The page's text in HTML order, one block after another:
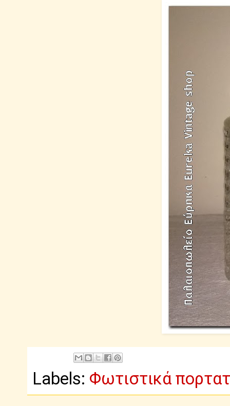
Labels: Φωτιστικά